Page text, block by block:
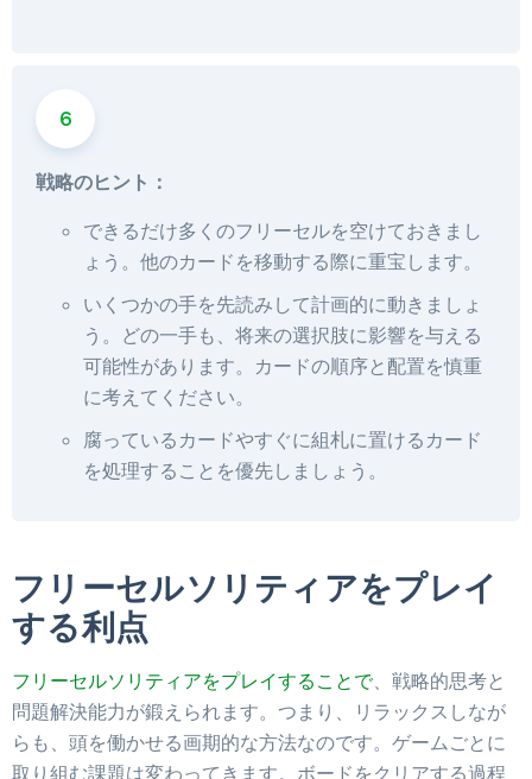
戦略のヒント：
できるだけ多くのフリーセルを空けておきまし
ょう。他のカードを移動する際に重宝します。
いくつかの手を先読みして計画的に動きましょ
う。どの一手も、将来の選択肢に影響を与える
可能性があります。カードの順序と配置を慎重
に考えてください。
腐っているカードやすぐに組札に置けるカード
を処理することを優先しましょう。
フリーセルソリティアをプレイ
する利点
フリーセルソリティアをプレイすることで、戦略的思考と
問題解決能力が鍛えられます。つまり、リラックスしなが
らも、頭を働かせる画期的な方法なのです。ゲームごとに
取り組む課題は変わってきます。ボードをクリアする過程